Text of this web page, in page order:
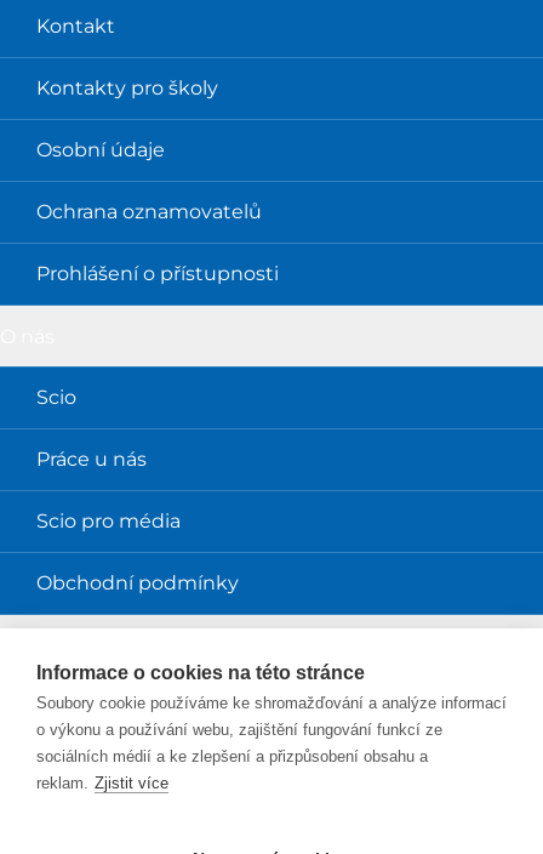
Kontakt
Kontakty pro školy
Osobní údaje
Ochrana oznamovatelů
Prohlášení o přístupnosti
Scio
Práce u nás
Scio pro média
Obchodní podmínky
Magazín Perpetuum
Blog Smysl v práci
Informace o cookies na této stránce
Soubory cookie používáme ke shromažďování a analýze informací
o výkonu a používání webu, zajištění fungování funkcí ze
sociálních médií a ke zlepšení a přizpůsobení obsahu a
reklam. Zjistit více